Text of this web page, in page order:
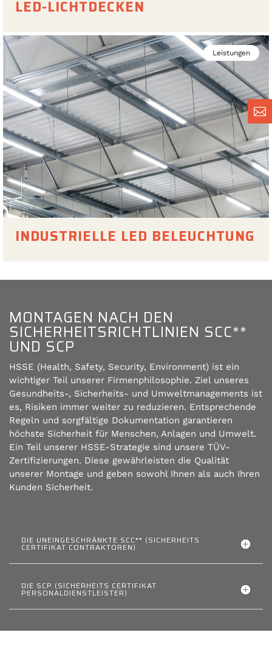

LED-LICHTDECKEN
Leistungen
INDUSTRIELLE LED BELEUCHTUNG
MONTAGEN NACH DEN
SICHERHEITSRICHTLINIEN SCC**
UND SCP
HSSE (Health, Safety, Security, Environment) ist ein
wichtiger Teil unserer Firmenphilosophie. Ziel unseres
Gesundheits-, Sicherheits- und Umweltmanagements ist
es, Risiken immer weiter zu reduzieren. Entsprechende
Regeln und sorgfältige Dokumentation garantieren
höchste Sicherheit für Menschen, Anlagen und Umwelt.
Ein Teil unserer HSSE-Strategie sind unsere TÜV-
Zertifizierungen. Diese gewährleisten die Qualität
unserer Montage und geben sowohl Ihnen als auch Ihren
Kunden Sicherheit.
DIE UNEINGESCHRÄNKTE SCC** (SICHERHEITS
CERTIFIKAT CONTRAKTOREN)
DIE SCP (SICHERHEITS CERTIFIKAT
PERSONALDIENSTLEISTER)